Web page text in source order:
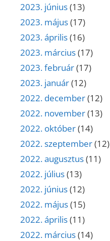
2023. június(13)
2023. május(17)
2023. április(16)
2023. március(17)
2023. február(17)
2023. január(12)
2022. december(12)
2022. november(13)
2022. október(14)
2022. szeptember(12)
2022. augusztus(11)
2022. július(13)
2022. június(12)
2022. május(15)
2022. április(11)
2022. március(14)